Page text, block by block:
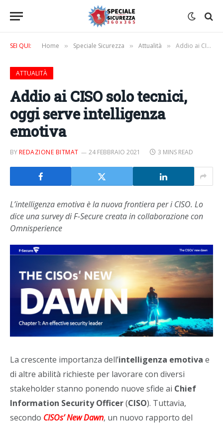
SEI QUI: Home » Speciale Sicurezza » Attualità » Addio ai CISO solo tecnici, oggi serve intelligenza emotiva
ATTUALITÀ
Addio ai CISO solo tecnici,
oggi serve intelligenza
emotiva
BYREDAZIONE BITMAT 24 FEBBRAIO 2021 3 MINS READ
L’intelligenza emotiva è la nuova frontiera per i CISO. Lo
dice una survey di F-Secure creata in collaborazione con
Omnisperience
La crescente importanza dell’intelligenza emotiva e
di altre abilità richieste per lavorare con diversi
stakeholder stanno ponendo nuove sfide ai Chief
Information Security Officer(CISO). Tuttavia,
secondo CISOs’ New Dawn, un nuovo rapporto del